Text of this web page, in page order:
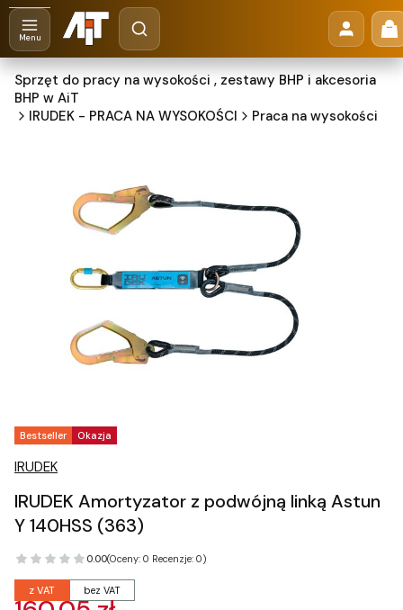
Otwórz wyszukiwarkę
Szukaj
Sprzęt do pracy na wysokości , zestawy BHP i akcesoria
BHP w AiT
IRUDEK - PRACA NA WYSOKOŚCI
Praca na wysokości
Tagi produktu
Okazja
Bestseller
IRUDEK
IRUDEK Amortyzator z podwójną linką Astun
Y 140HSS (363)
0.00(Oceny: 0 Recenzje: 0)
z VAT bez VAT
Menu